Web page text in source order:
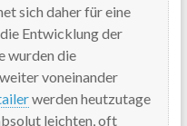
sich daher für eine
Entwicklung der
wurden die
voneinander
werden heutzutage
leichten, oft